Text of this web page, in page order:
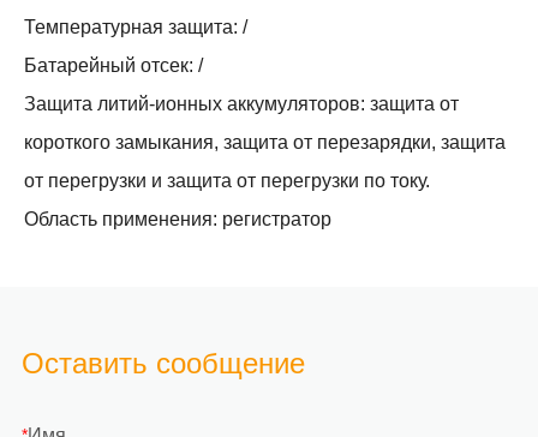
Температурная защита: /
Батарейный отсек: /
Защита литий-ионных аккумуляторов: защита от
короткого замыкания, защита от перезарядки, защита
от перегрузки и защита от перегрузки по току.
Область применения: регистратор
Оставить сообщение